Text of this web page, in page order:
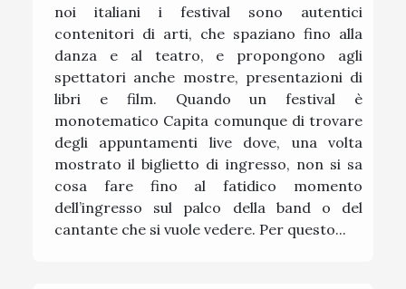
noi italiani i festival sono autentici
contenitori di arti, che spaziano fino alla
danza e al teatro, e propongono agli
spettatori anche mostre, presentazioni di
libri e film. Quando un festival è
monotematico Capita comunque di trovare
degli appuntamenti live dove, una volta
mostrato il biglietto di ingresso, non si sa
cosa fare fino al fatidico momento
dell’ingresso sul palco della band o del
cantante che si vuole vedere. Per questo...